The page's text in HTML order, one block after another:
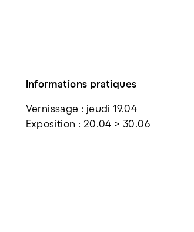
Informations pratiques
Vernissage : jeudi 19.04
Exposition : 20.04 > 30.06